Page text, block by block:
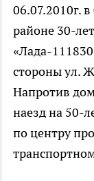
06.07.2010г.
районе 30-
«Лада-
стороны ул.
Напротив
наезд на 50-
по центру